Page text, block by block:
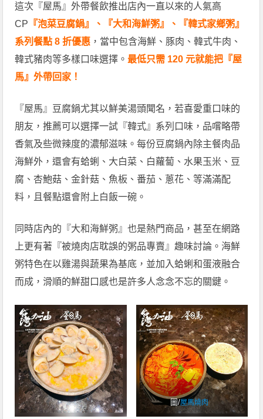
這次『屋馬』外帶餐飲推出店內一直以來的人氣高
CP 『泡菜豆腐鍋』、『大和海鮮粥』、『韓式家鄉粥』
系列餐點 8 折優惠 ，當中包含海鮮、豚肉、韓式牛肉、
韓式豬肉等多樣口味選擇。 最低只需 120 元就能把『屋
馬』外帶回家！
『屋馬』豆腐鍋尤其以鮮美湯頭聞名，若喜愛重口味的
朋友，推薦可以選擇一試『韓式』系列口味，品嚐略帶
香氣及些微辣度的濃郁滋味。每份豆腐鍋內除主餐肉品
海鮮外，還會有蛤蜊、大白菜、白蘿蔔、水果玉米、豆
腐、杏鮑菇、金針菇、魚板、番茄、蔥花、等滿滿配
料，且餐點還會附上白飯一碗。
同時店內的『大和海鮮粥』也是熱門商品，甚至在網路
上更有著『被燒肉店耽誤的粥品專賣』趣味討論。海鮮
粥特色在以雞湯與蔬果為基底，並加入蛤蜊和蛋液融合
而成，滑順的鮮甜口感也是許多人念念不忘的關鍵。
圖/屋馬燒肉